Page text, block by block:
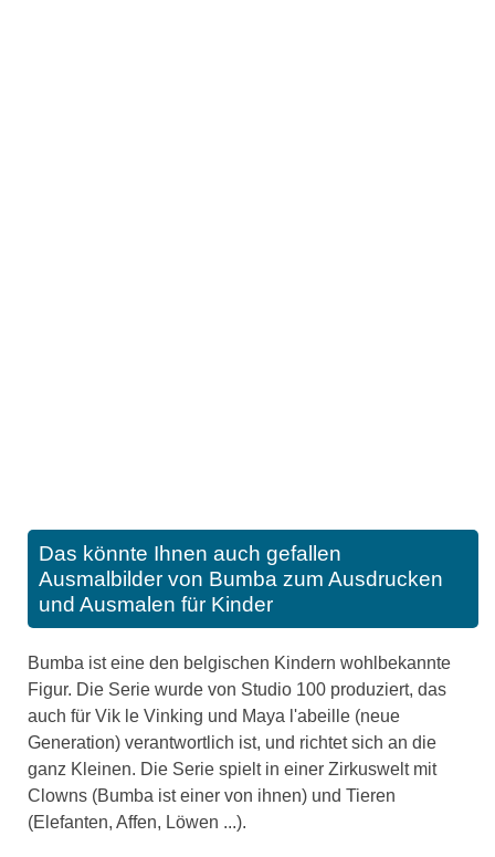
Das könnte Ihnen auch gefallen
Ausmalbilder von Bumba zum Ausdrucken
und Ausmalen für Kinder
Bumba ist eine den belgischen Kindern wohlbekannte
Figur. Die Serie wurde von Studio 100 produziert, das
auch für Vik le Vinking und Maya l'abeille (neue
Generation) verantwortlich ist, und richtet sich an die
ganz Kleinen. Die Serie spielt in einer Zirkuswelt mit
Clowns (Bumba ist einer von ihnen) und Tieren
(Elefanten, Affen, Löwen ...).